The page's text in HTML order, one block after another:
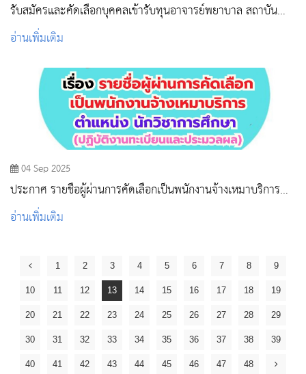
รับสมัครและคัดเลือกบุคคลเข้ารับทุนอาจารย์พยาบาล สถาบัน
พระบรมราชชนก ประจำปีการศึกษา 2568
อ่านเพิ่มเติม
04 Sep 2025
ประกาศ รายชื่อผู้ผ่านการคัดเลือกเป็นพนักงานจ้างเหมาบริการ
(ตำแหน่ง นักวิชาการศึกษา)
อ่านเพิ่มเติม
1 2 3 4 5 6 7 8 9
10 11 12 13 14 15 16 17 18 19
20 21 22 23 24 25 26 27 28 29
30 31 32 33 34 35 36 37 38 39
40 41 42 43 44 45 46 47 48